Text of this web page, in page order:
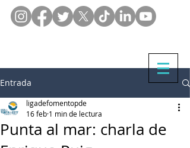
Entrada
Punta al mar: charla de
ligadefomentopde
16 feb 1 min de lectura